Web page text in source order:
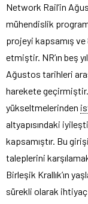
Network Rail’in
mühendislik
projeyi kapsamış
etmiştir. NR’ın beş
Ağustos tarihleri
harekete
yükseltmelerinden
altyapısındaki
kapsamıştır. Bu
taleplerini
Birleşik Krallık’ın
sürekli olarak ihtiyaç